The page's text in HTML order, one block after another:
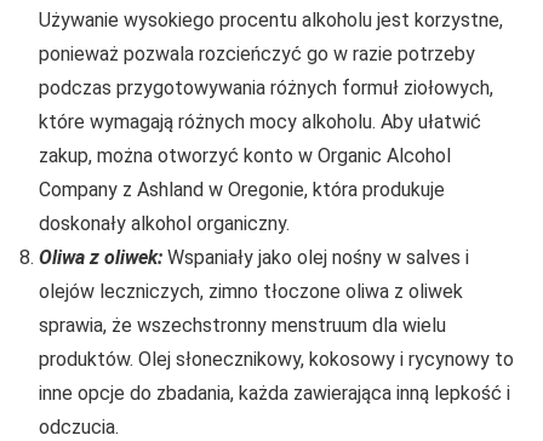
Używanie wysokiego procentu alkoholu jest korzystne,
ponieważ pozwala rozcieńczyć go w razie potrzeby
podczas przygotowywania różnych formuł ziołowych,
które wymagają różnych mocy alkoholu. Aby ułatwić
zakup, można otworzyć konto w Organic Alcohol
Company z Ashland w Oregonie, która produkuje
doskonały alkohol organiczny.
Oliwa z oliwek: Wspaniały jako olej nośny w salves i
olejów leczniczych, zimno tłoczone oliwa z oliwek
sprawia, że wszechstronny menstruum dla wielu
produktów. Olej słonecznikowy, kokosowy i rycynowy to
inne opcje do zbadania, każda zawierająca inną lepkość i
odczucia.